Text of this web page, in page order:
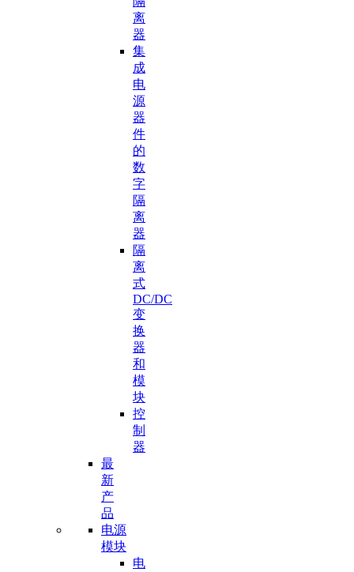
离
器
集
成
电
源
器
件
的
数
字
隔
离
器
隔
离
式
DC/DC
变
换
器
和
模
块
控
制
器
最
新
产
品
电源
模块
电